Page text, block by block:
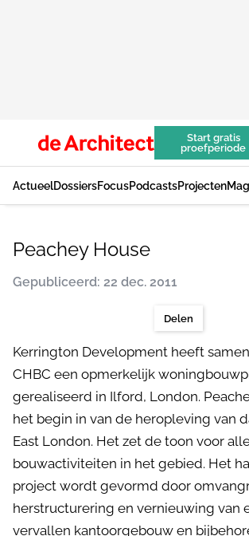
Start gratis
proefperiode
ActueelDossiersFocusPodcastsProjecten
Peachey House
Gepubliceerd: 22 dec. 2011
Delen
Kerrington Development heeft
CHBC een opmerkelijk
gerealiseerd in Ilford, London.
het begin in van de heropleving van
East London. Het zet de toon voor
bouwactiviteiten in het gebied. Het
project wordt gevormd door
herstructurering en vernieuwing van
vervallen kantoorgebouw en